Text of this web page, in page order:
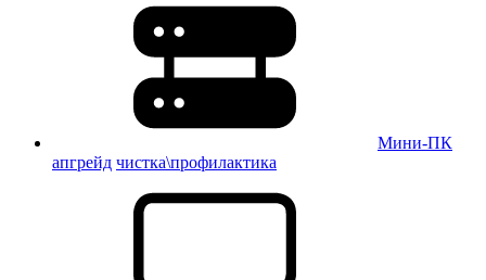
Мини-ПК
апгрейд чистка\профилактика